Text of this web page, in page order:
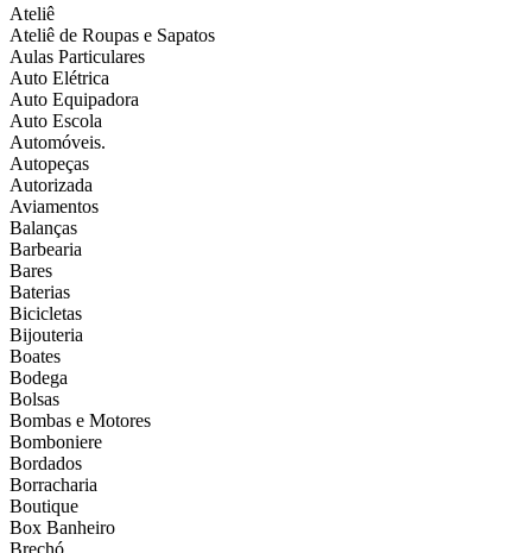
Ateliê
Ateliê de Roupas e Sapatos
Aulas Particulares
Auto Elétrica
Auto Equipadora
Auto Escola
Automóveis.
Autopeças
Autorizada
Aviamentos
Balanças
Barbearia
Bares
Baterias
Bicicletas
Bijouteria
Boates
Bodega
Bolsas
Bombas e Motores
Bomboniere
Bordados
Borracharia
Boutique
Box Banheiro